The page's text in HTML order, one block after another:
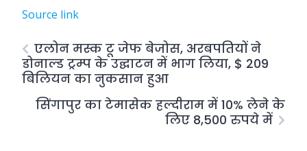
Source link
एलोन मस्क टू जेफ बेजोस, अरबपतियों ने
डोनाल्ड ट्रम्प के उद्घाटन में भाग लिया, $ 209
बिलियन का नुकसान हुआ
सिंगापुर का टेमासेक हल्दीराम में 10% लेने के
लिए 8,500 रुपये में